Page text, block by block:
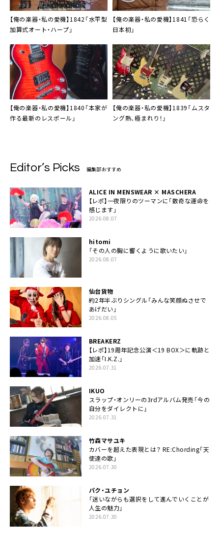
【俺の楽器・私の愛機】1842「水平型
加算式オート・ハープ」
【俺の楽器・私の愛機】1841「恐らく
日本初」
【俺の楽器・私の愛機】1840「本家が
作る最新のレスポール」
【俺の楽器・私の愛機】1839「ムスタ
ング熱、極まれり！」
Editor’s Picks 編集部おすすめ
ALICE IN MENSWEAR × MASCHERA
【レポ】一夜限りのツーマンに「数奇な運命を
感じます」
2026.08.07
hitomi
「その人の胸に響くように歌いたい」
2026.08.07
仙台貨物
約2年半ぶりシングル「みんな笑顔ぬさせで
あげだい」
2026.08.05
BREAKERZ
【レポ】19周年記念公演＜19 BOX＞に軌跡と
加速「I.K.Z.」
2026.07.31
IKUO
スラップ・オンリーの3rdアルバム発売「今の
自分をダイレクトに」
2026.07.31
竹森マサユキ
カバーを超えた表現とは？ RE:Chording「天
使達の歌」
2026.07.30
パク・ユチョン
「迷いながらも選択をして進んでいくことが
人生の魅力」
2026.07.30